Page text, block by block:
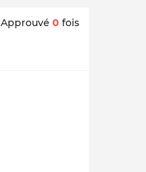
Approuvé 0 fois